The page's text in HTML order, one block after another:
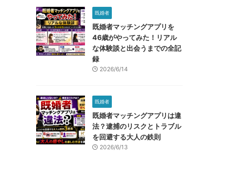
既婚者
既婚者マッチングアプリを
46歳がやってみた！リアル
な体験談と出会うまでの全記
録
2026/6/14
既婚者
既婚者マッチングアプリは違
法？逮捕のリスクとトラブル
を回避する大人の鉄則
2026/6/13